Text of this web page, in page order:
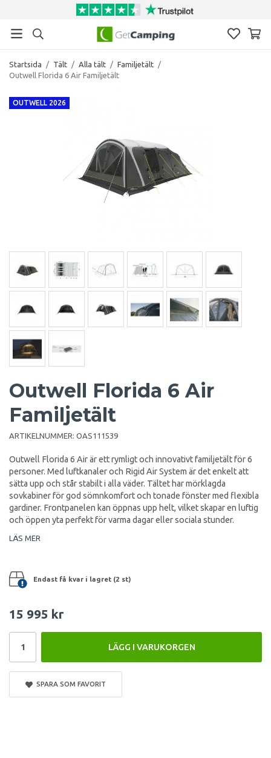
Startsida / Tält / Alla tält / Familjetält /
Outwell Florida 6 Air Familjetält
OUTWELL 2026
Outwell Florida 6 Air
Familjetält
ARTIKELNUMMER: OAS111539
Outwell Florida 6 Air är ett rymligt och innovativt familjetält för 6
personer. Med luftkanaler och Rigid Air System är det enkelt att
sätta upp och står stabilt i alla väder. Tältet har mörklagda
sovkabiner för god sömnkomfort och tonade fönster med flexibla
gardiner. Frontpanelen kan öppnas upp helt, vilket skapar en luftig
och öppen yta perfekt för varma dagar eller sociala stunder.
LÄS MER
Endast få kvar i lagret (2 st)
15 995 kr
LÄGG I VARUKORGEN
SPARA SOM FAVORIT